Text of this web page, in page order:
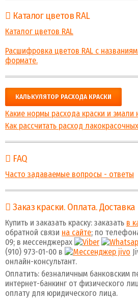
Каталог цветов RAL
Каталог цветов RAL
Расшифровка цветов RAL с
формате.
КАЛЬКУЛЯТОР РАСХОДА КРАСКИ
Какие нормы расхода краски и эмали
Как рассчитать расход
FAQ
Часто задаваемые вопросы - ответы
Заказ краски. Оплата. Доставка
Купить и заказать краску: заказать в
обратной связи на сайте; по
09; в мессенджерах
(910) 973-01-00 в
онлайн-консультант.
Оплатить: безналичным банковским
интернет-банкинг от физического
оплату для юридического лица.